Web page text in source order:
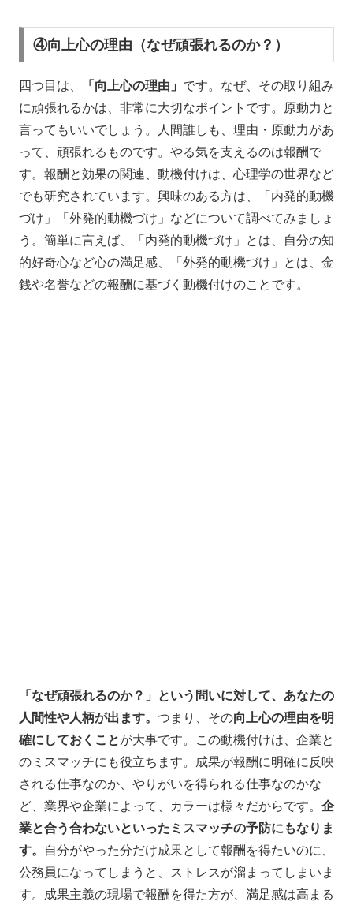
④向上心の理由（なぜ頑張れるのか？）
四つ目は、 「向上心の理由」 です。なぜ、その取り組み
に頑張れるかは、非常に大切なポイントです。原動力と
言ってもいいでしょう。人間誰しも、理由・原動力があ
って、頑張れるものです。やる気を支えるのは報酬で
す。報酬と効果の関連、動機付けは、心理学の世界など
でも研究されています。興味のある方は、「内発的動機
づけ」「外発的動機づけ」などについて調べてみましょ
う。簡単に言えば、「内発的動機づけ」とは、自分の知
的好奇心など心の満足感、「外発的動機づけ」とは、金
銭や名誉などの報酬に基づく動機付けのことです。
「なぜ頑張れるのか？」という問いに対して、あなたの
人間性や人柄が出ます。 つまり、その向上心の理由を明
確にしておくことが大事です。この動機付けは、企業と
のミスマッチにも役立ちます。成果が報酬に明確に反映
される仕事なのか、やりがいを得られる仕事なのかな
ど、業界や企業によって、カラーは様々だからです。 企
業と合う合わないといったミスマッチの予防にもなりま
す。
自分がやった分だけ成果として報酬を得たいのに、
公務員になってしまうと、ストレスが溜まってしまいま
す。成果主義の現場で報酬を得た方が、満足感は高まる